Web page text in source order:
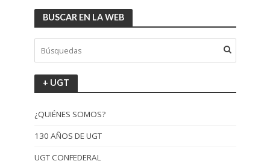
BUSCAR EN LA WEB
+ UGT
¿QUIÉNES SOMOS?
130 AÑOS DE UGT
UGT CONFEDERAL